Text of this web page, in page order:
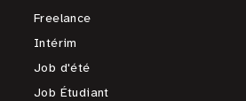
Freelance
Intérim
Job d'été
Job Étudiant